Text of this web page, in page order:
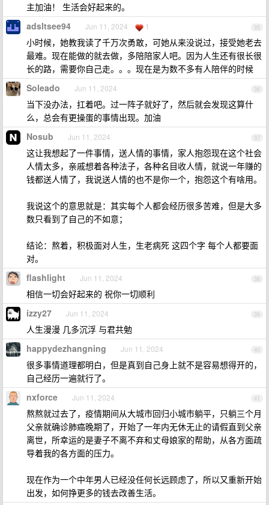
主加油！ 生活会好起来的。
35
adsltsee94 Jun 11, 2024 1
小时候，她教我读了千万次勇敢，可她从来没说过，接受她老去
最难。现在能做的就去做，多陪陪家人吧。因为人生还有很长很
长的路，需要你自己走。。。现在是为数不多有人陪伴的时候
36
Soleado Jun 11, 2024
当下没办法，扛着吧。过一阵子就好了，然后就会发现这算什
么，总会有更操蛋的事情出现。加油
37
Nosub Jun 11, 2024
这让我想起了一件事情，送人情的事情，家人抱怨现在这个社会
人情太多，亲戚想着各种法子，各种名目收人情，就说一年赚的
钱都送人情了，我说送人情的也不是你一个，抱怨这个有啥用。
我说这个的意思就是：其实每个人都会经历很多苦难，但是大多
数只看到了自己的不如意；
结论：熬着，积极面对人生，生老病死 这四个字 每个人都要面
对。
38
flashlight Jun 11, 2024
相信一切会好起来的 祝你一切顺利
39
izzy27 Jun 11, 2024
人生漫漫 几多沉浮 与君共勉
40
happydezhangning Jun 11, 2024
很多事情道理都明白，但是真到自己身上就不是容易想得开的，
自己经历一遍就行了。
41
nxforce Jun 11, 2024
熬熬就过去了，疫情期间从大城市回归小城市躺平，只躺三个月
父亲就确诊肺癌晚期了，开始了一年内无休无止的请假直到父亲
离世，所幸运的是妻子不离不弃和丈母娘家的帮助，从各方面疏
导着我的各方面的压力。
现在作为一个中年男人已经没任何长远顾虑了，所以又重新开始
出发，如何挣更多的钱去改善生活。